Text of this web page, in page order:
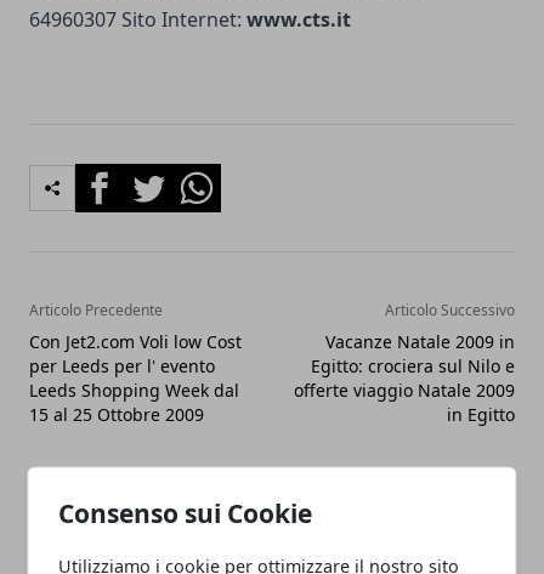
Consenso sui Cookie
Utilizziamo i cookie per ottimizzare il nostro sito
64960307 Sito Internet: www.cts.it
FacebookTwitterWhatsapp
Articolo Precedente
Con Jet2.com Voli low Cost
per Leeds per l' evento
Leeds Shopping Week dal
15 al 25 Ottobre 2009
Articolo Successivo
Vacanze Natale 2009 in
Egitto: crociera sul Nilo e
offerte viaggio Natale 2009
in Egitto